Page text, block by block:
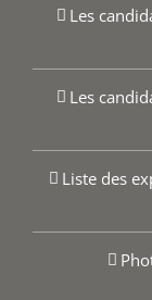
Les
Les
Liste des